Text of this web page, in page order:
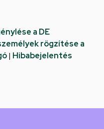
a DE
rögzítése a
| Hibabejelentés